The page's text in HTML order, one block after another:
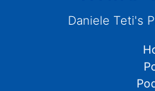
Daniele Teti's